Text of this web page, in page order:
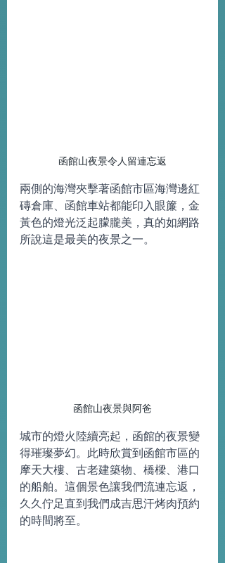
函館山夜景令人留連忘返
兩側的海灣夾擊著函館市區海灣邊紅
磚倉庫、函館車站都能印入眼簾，金
黃色的燈光泛起朦朧美，真的如網路
所說這是最美的夜景之一。
函館山夜景與阿爸
城市的燈火陸續亮起，函館的夜景變
得璀璨夢幻。此時欣賞到函館市區的
摩天大樓、古老建築物、橋樑、港口
的船舶。這個景色讓我們流連忘返，
久久佇足直到我們成吉思汗烤肉預約
的時間將至。